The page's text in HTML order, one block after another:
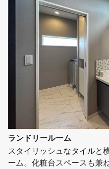
ランドリールーム
スタイリッシュなタイルと
ーム。化粧台スペースも兼